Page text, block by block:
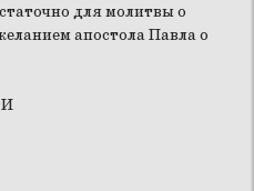
для молитвы о
апостола Павла о